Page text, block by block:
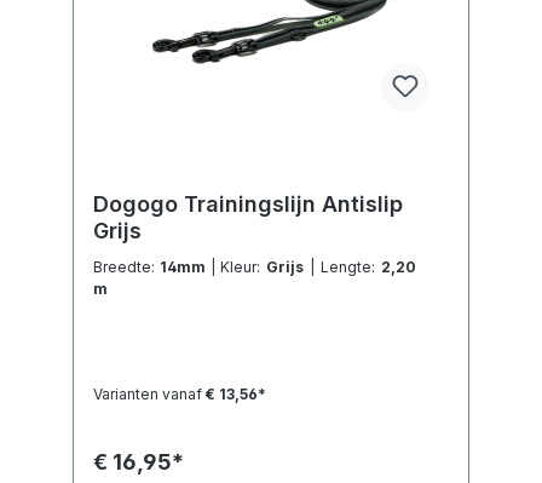
Dogogo Trainingslijn Antislip
Grijs
Breedte: 14mm | Kleur: Grijs | Lengte: 2,20
m
Varianten vanaf € 13,56*
€ 16,95*